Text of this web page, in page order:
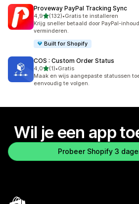
Proveway PayPal Tracking Sync
4,9van 5 sterren
(132)
132 recensies in totaal
•Gratis te installeren
Krijg sneller betaald door PayPal-
verminderen.
Built for Shopify
COS : Custom Order Status
4,0van 5 sterren
(1)
1 recensies in totaal
•Gratis
Maak en wijs aangepaste statussen
eenvoudig te volgen.
Wil je een app
Probeer Shopify 3